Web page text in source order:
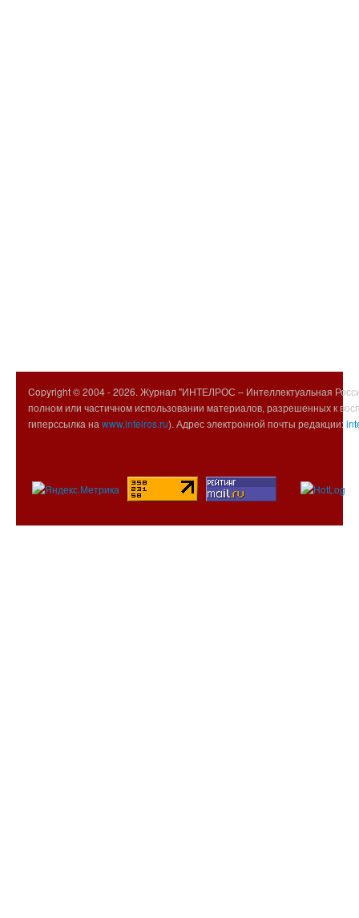
Copyright © 2004 -2026. Журнал "ИНТЕЛРОС – Интеллектуальная
полном или частичном использовании материалов, разрешенных к
гиперссылка на www.intelros.ru). Адрес электронной почты редакции: